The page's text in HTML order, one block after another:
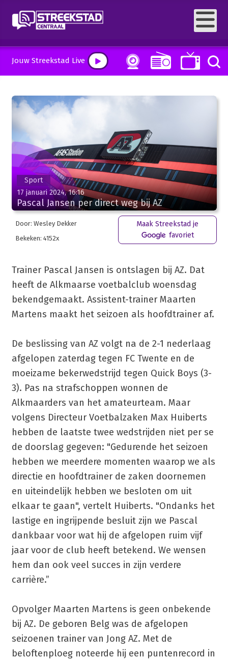
Jouw Streekstad Live
Sport
17 januari 2024, 16:16
Pascal Jansen per direct weg bij AZ
Door: Wesley Dekker
Bekeken: 4152x
Maak Streekstad je
favoriet
Trainer Pascal Jansen is ontslagen bij AZ. Dat
heeft de Alkmaarse voetbalclub woensdag
bekendgemaakt. Assistent-trainer Maarten
Martens maakt het seizoen als hoofdtrainer af.
De beslissing van AZ volgt na de 2-1 nederlaag
afgelopen zaterdag tegen FC Twente en de
moeizame bekerwedstrijd tegen Quick Boys (3-
3). Pas na strafschoppen wonnen de
Alkmaarders van het amateurteam. Maar
volgens Directeur Voetbalzaken Max Huiberts
hebben de laatste twee wedstrijden niet per se
de doorslag gegeven: "Gedurende het seizoen
hebben we meerdere momenten waarop we als
directie en hoofdtrainer de zaken doornemen
en uiteindelijk hebben we besloten om uit
elkaar te gaan", vertelt Huiberts. "Ondanks het
lastige en ingrijpende besluit zijn we Pascal
dankbaar voor wat hij de afgelopen ruim vijf
jaar voor de club heeft betekend. We wensen
hem dan ook veel succes in zijn verdere
carrière.”
Opvolger Maarten Martens is geen onbekende
bij AZ. De geboren Belg was de afgelopen
seizoenen trainer van Jong AZ. Met de
beloftenploeg noteerde hij een puntenrecord in